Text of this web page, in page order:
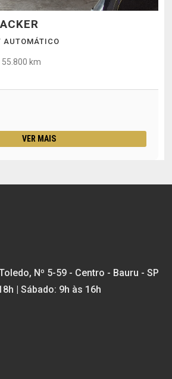
AUTOMÁTICO
55.800 km
VER MAIS
Nº 5-59 - Centro - Bauru - SP
| Sábado: 9h às 16h